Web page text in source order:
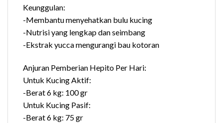
Keunggulan:
-Membantu menyehatkan bulu kucing
-Nutrisi yang lengkap dan seimbang
-Ekstrak yucca mengurangi bau kotoran
Anjuran Pemberian Hepito Per Hari:
Untuk Kucing Aktif:
-Berat 6 kg: 100 gr
Untuk Kucing Pasif:
-Berat 6 kg: 75 gr